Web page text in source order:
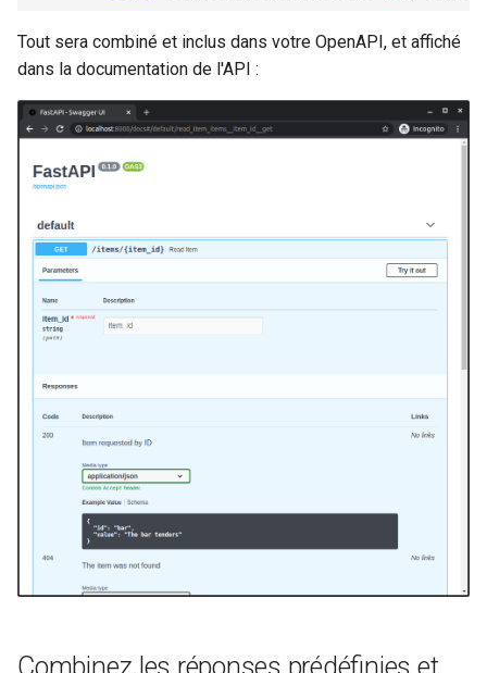
Tout sera combiné et inclus dans votre OpenAPI, et affiché
dans la documentation de l'API :
Combinez les réponses prédéfinies et